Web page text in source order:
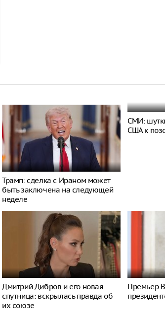
Трамп: сделка с Ираном может
быть заключена на следующей
неделе
СМИ:
США к
Дмитрий Дибров и его новая
спутница: вскрылась правда об
их союзе
Премьер